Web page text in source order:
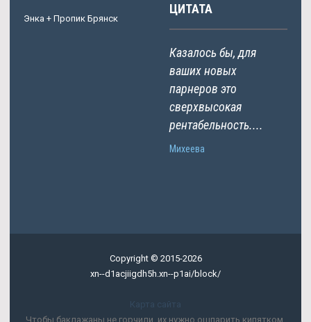
Энка + Пропик Брянск
ЦИТАТА
Казалось бы, для
ваших новых
парнеров это
сверхвысокая
рентабельность....
Михеева
Copyright © 2015-2026
xn--d1acjiigdh5h.xn--p1ai/block/
Карта сайта
Чтобы баклажаны не горчили, их нужно ошпарить кипятком.